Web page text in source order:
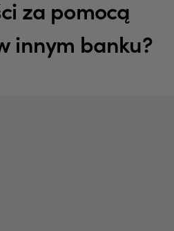
za pomocą
innym banku?